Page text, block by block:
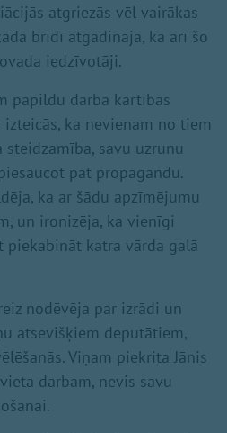
atgriezās vēl vairākas
brīdī atgādināja, ka arī šo
iedzīvotāji.
papildu darba kārtības
ka nevienam no tiem
savu uzrunu
pat propagandu.
ka ar šādu apzīmējumu
un ironizēja, ka vienīgi
katra vārda galā
nodēvēja par izrādi un
atsevišķiem deputātiem,
Viņam piekrita Jānis
darbam, nevis savu